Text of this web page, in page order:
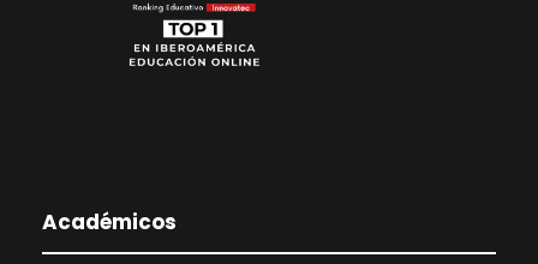
Académicos